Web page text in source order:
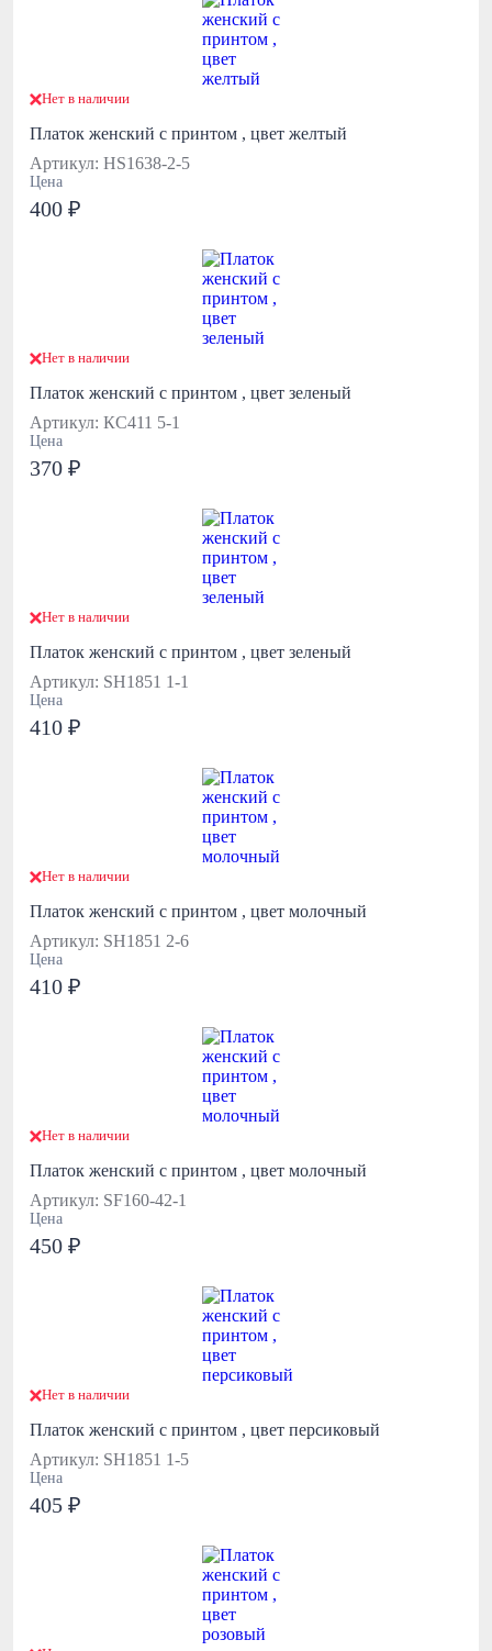
Нет в наличии
Платок женский с принтом , цвет желтый
Артикул: HS1638-2-5
Цена
400 ₽
Нет в наличии
Платок женский с принтом , цвет зеленый
Артикул: КС411 5-1
Цена
370 ₽
Нет в наличии
Платок женский с принтом , цвет зеленый
Артикул: SH1851 1-1
Цена
410 ₽
Нет в наличии
Платок женский с принтом , цвет молочный
Артикул: SH1851 2-6
Цена
410 ₽
Нет в наличии
Платок женский с принтом , цвет молочный
Артикул: SF160-42-1
Цена
450 ₽
Нет в наличии
Платок женский с принтом , цвет персиковый
Артикул: SH1851 1-5
Цена
405 ₽